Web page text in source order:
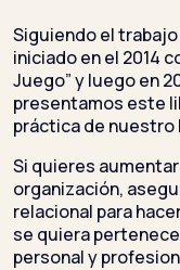
Siguiendo el
iniciado en el 2014
Juego” y luego en
presentamos este
práctica de nuestro
Si quieres
organización,
relacional para
se quiera
personal y